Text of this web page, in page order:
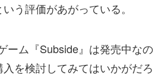
う評価があがっている。
ーム『Subside』は発売中なの
を検討してみてはいかがだろ